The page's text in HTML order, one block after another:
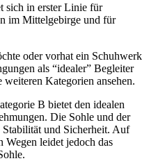
sich in erster Linie für
im Mittelgebirge und für
oder vorhat ein Schuhwerk
als “idealer” Begleiter
Kategorien ansehen.
B bietet den idealen
Die Sohle und der
Stabilität und Sicherheit. Auf
Wegen leidet jedoch das